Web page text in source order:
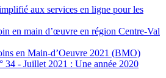
aux services en ligne pour les
en main d’œuvre en région Centre-Val
en Main-d’Oeuvre 2021 (BMO)
34 - Juillet 2021 : Une année 2020